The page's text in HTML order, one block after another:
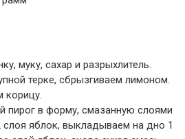
муку, сахар и разрыхлитель.
терке, сбрызгиваем лимоном.
корицу.
в форму, смазанную слоями
слоя яблок, выкладываем на дно 1